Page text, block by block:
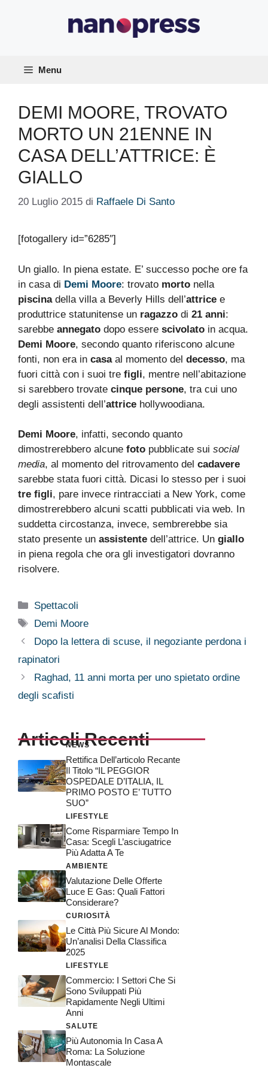
Menu
DEMI MOORE, TROVATO
MORTO UN 21ENNE IN
CASA DELL’ATTRICE: È
GIALLO
20 Luglio 2015 di Raffaele Di Santo
[fotogallery id=”6285″]
Un giallo. In piena estate. E’ successo poche ore fa
in casa di Demi Moore: trovato morto nella
piscinadella villa a Beverly Hills dell’attrice e
produttrice statunitense un ragazzo di 21 anni:
sarebbe annegato dopo essere scivolato in acqua.
Demi Moore, secondo quanto riferiscono alcune
fonti, non era in casaal momento del decesso, ma
fuori città con i suoi tre figli, mentre nell’abitazione
si sarebbero trovate cinque persone, tra cui uno
degli assistenti dell’attrice hollywoodiana.
Demi Moore, infatti, secondo quanto
dimostrerebbero alcune foto pubblicate sui social
media, al momento del ritrovamento del cadavere
sarebbe stata fuori città. Dicasi lo stesso per i suoi
tre figli, pare invece rintracciati a New York, come
dimostrerebbero alcuni scatti pubblicati via web. In
suddetta circostanza, invece, sembrerebbe sia
stato presente un assistente dell’attrice. Un giallo
in piena regola che ora gli investigatori dovranno
risolvere.
Categorie
Spettacoli
Tag
Demi Moore
Dopo la lettera di scuse, il negoziante perdona i
rapinatori
Raghad, 11 anni morta per uno spietato ordine
degli scafisti
Articoli Recenti
NEWS
Rettifica Dell’articolo Recante
Il Titolo “IL PEGGIOR
OSPEDALE D’ITALIA, IL
PRIMO POSTO E’ TUTTO
SUO”
LIFESTYLE
Come Risparmiare Tempo In
Casa: Scegli L’asciugatrice
Più Adatta A Te
AMBIENTE
Valutazione Delle Offerte
Luce E Gas: Quali Fattori
Considerare?
CURIOSITÀ
Le Città Più Sicure Al Mondo:
Un’analisi Della Classifica
2025
LIFESTYLE
Commercio: I Settori Che Si
Sono Sviluppati Più
Rapidamente Negli Ultimi
Anni
SALUTE
Più Autonomia In Casa A
Roma: La Soluzione
Montascale